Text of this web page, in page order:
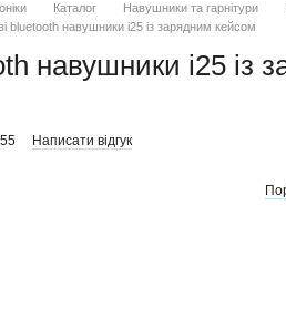
Каталог Навушники та гарнітури
bluetooth навушники i25 із зарядним кейсом
навушники i25 із
Написати відгук